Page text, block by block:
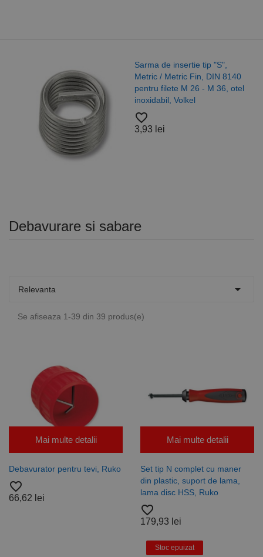
Metric / Metric Fin, DIN 8140
pentru filete M 26 - M 36, otel
inoxidabil, Volkel
3,93 lei
Debavurare si sabare
Relevanta 
Se afiseaza 1-39 din 39 produs(e)
Mai multe detalii
Debavurator pentru tevi, Ruko
favorite_border
66,62 lei
Mai multe detalii
Set tip N complet cu maner
din plastic, suport de lama,
lama disc HSS, Ruko
favorite_border
179,93 lei
Stoc epuizat